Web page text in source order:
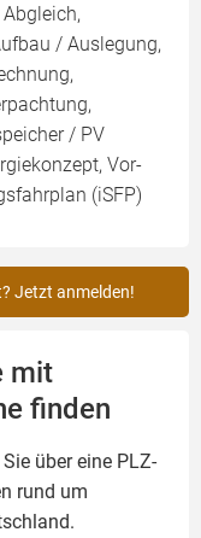
/ Auslegung,
/ PV
Vor-
(iSFP)
Jetzt anmelden!
mit
finden
über eine PLZ-
rund um